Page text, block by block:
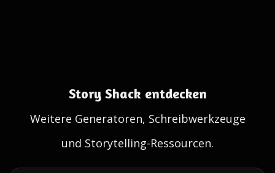
Story Shack entdecken
Weitere Generatoren, Schreibwerkzeuge
und Storytelling-Ressourcen.